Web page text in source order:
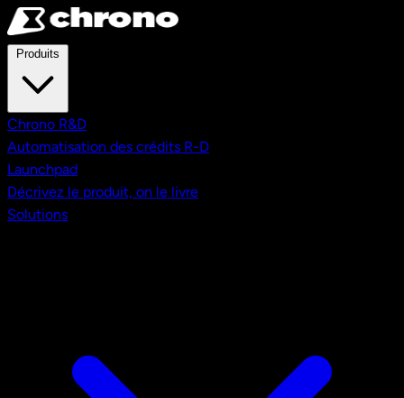
Aller au contenu principal
Chrono R&D
Automatisation des crédits R-D
Launchpad
Décrivez le produit, on le livre
Solutions